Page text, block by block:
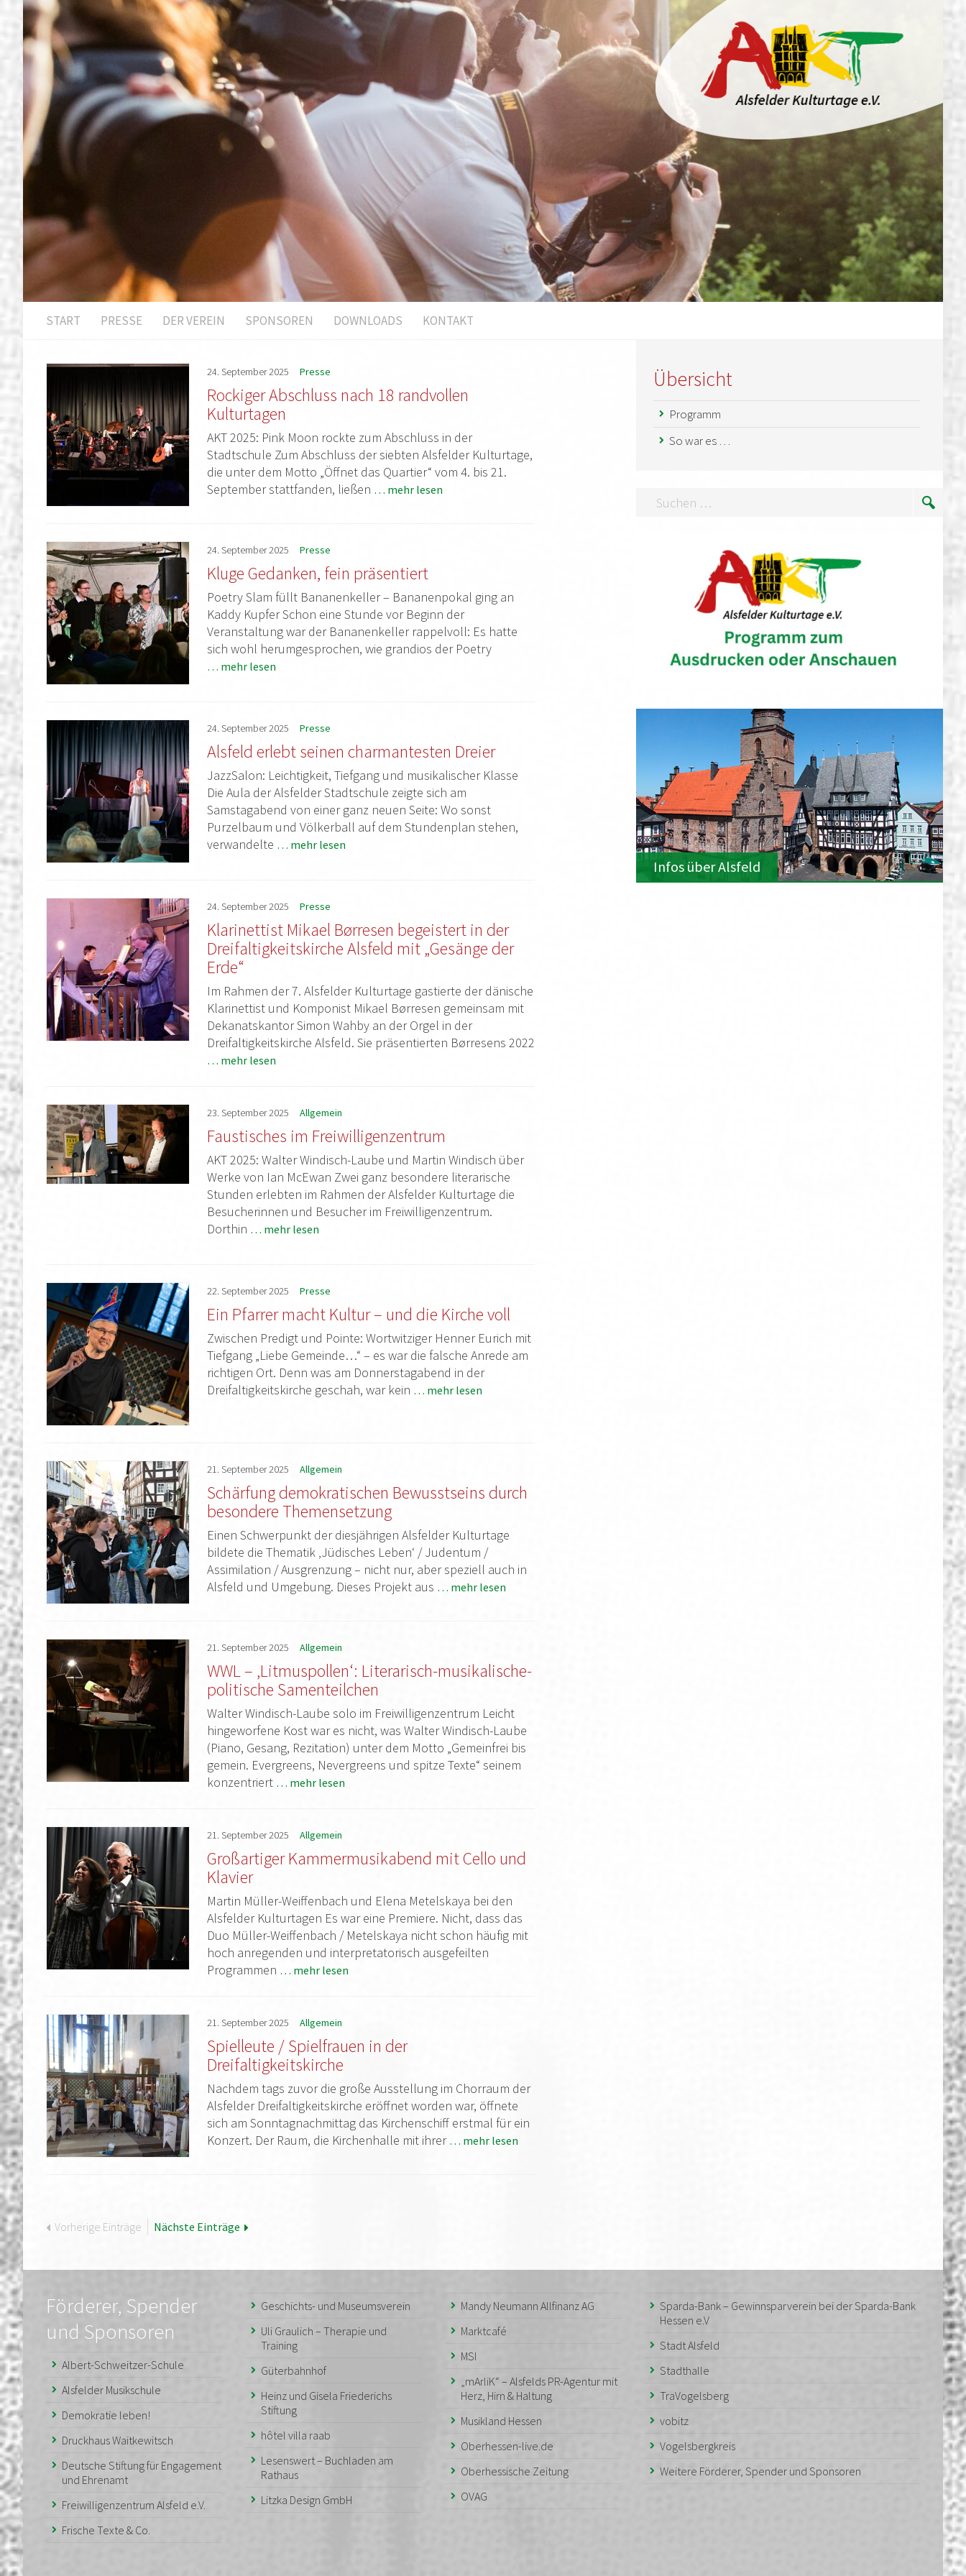
START PRESSE DER VEREIN SPONSOREN DOWNLOADS KONTAKT
24. September2025 Presse
Rockiger Abschluss nach 18 randvollen
Kulturtagen
AKT 2025: Pink Moon rockte zum Abschluss in der
Stadtschule Zum Abschluss der siebten Alsfelder Kulturtage,
die unter dem Motto „Öffnet das Quartier“ vom 4. bis 21.
September stattfanden, ließen … mehr lesen
24. September2025 Presse
Kluge Gedanken, fein präsentiert
Poetry Slam füllt Bananenkeller – Bananenpokal ging an
Kaddy Kupfer Schon eine Stunde vor Beginn der
Veranstaltung war der Bananenkeller rappelvoll: Es hatte
sich wohl herumgesprochen, wie grandios der Poetry
… mehr lesen
24. September2025 Presse
Alsfeld erlebt seinen charmantesten Dreier
JazzSalon: Leichtigkeit, Tiefgang und musikalischer Klasse
Die Aula der Alsfelder Stadtschule zeigte sich am
Samstagabend von einer ganz neuen Seite: Wo sonst
Purzelbaum und Völkerball auf dem Stundenplan stehen,
verwandelte … mehr lesen
24. September2025 Presse
Klarinettist Mikael Børresen begeistert in der
Dreifaltigkeitskirche Alsfeld mit „Gesänge der
Erde“
Im Rahmen der 7. Alsfelder Kulturtage gastierte der dänische
Klarinettist und Komponist Mikael Børresen gemeinsam mit
Dekanatskantor Simon Wahby an der Orgel in der
Dreifaltigkeitskirche Alsfeld. Sie präsentierten Børresens 2022
… mehr lesen
23. September2025 Allgemein
Faustisches im Freiwilligenzentrum
AKT 2025: Walter Windisch-Laube und Martin Windisch über
Werke von Ian McEwan Zwei ganz besondere literarische
Stunden erlebten im Rahmen der Alsfelder Kulturtage die
Besucherinnen und Besucher im Freiwilligenzentrum.
Dorthin … mehr lesen
22. September2025 Presse
Ein Pfarrer macht Kultur – und die Kirche voll
Zwischen Predigt und Pointe: Wortwitziger Henner Eurich mit
Tiefgang „Liebe Gemeinde…“ – es war die falsche Anrede am
richtigen Ort. Denn was am Donnerstagabend in der
Dreifaltigkeitskirche geschah, war kein … mehr lesen
21. September2025 Allgemein
Schärfung demokratischen Bewusstseins durch
besondere Themensetzung
Einen Schwerpunkt der diesjährigen Alsfelder Kulturtage
bildete die Thematik ‚Jüdisches Leben‘ / Judentum /
Assimilation / Ausgrenzung – nicht nur, aber speziell auch in
Alsfeld und Umgebung. Dieses Projekt aus … mehr lesen
21. September2025 Allgemein
WWL – ‚Litmuspollen‘: Literarisch-musikalische-
politische Samenteilchen
Walter Windisch-Laube solo im Freiwilligenzentrum Leicht
hingeworfene Kost war es nicht, was Walter Windisch-Laube
(Piano, Gesang, Rezitation) unter dem Motto „Gemeinfrei bis
gemein. Evergreens, Nevergreens und spitze Texte“ seinem
konzentriert … mehr lesen
21. September2025 Allgemein
Großartiger Kammermusikabend mit Cello und
Klavier
Martin Müller-Weiffenbach und Elena Metelskaya bei den
Alsfelder Kulturtagen Es war eine Premiere. Nicht, dass das
Duo Müller-Weiffenbach / Metelskaya nicht schon häufig mit
hoch anregenden und interpretatorisch ausgefeilten
Programmen … mehr lesen
21. September2025 Allgemein
Spielleute / Spielfrauen in der
Dreifaltigkeitskirche
Nachdem tags zuvor die große Ausstellung im Chorraum der
Alsfelder Dreifaltigkeitskirche eröffnet worden war, öffnete
sich am Sonntagnachmittag das Kirchenschiff erstmal für ein
Konzert. Der Raum, die Kirchenhalle mit ihrer … mehr lesen
Vorherige Einträge Nächste Einträge
Übersicht
Programm
So war es …
Suchen
Infos über Alsfeld
Förderer, Spender
und Sponsoren
Albert-Schweitzer-Schule
Alsfelder Musikschule
Demokratie leben!
Druckhaus Waitkewitsch
Deutsche Stiftung für Engagement
und Ehrenamt
Freiwilligenzentrum Alsfeld e.V.
Frische Texte & Co.
Geschichts- und Museumsverein
Uli Graulich – Therapie und
Training
Güterbahnhof
Heinz und Gisela Friederichs
Stiftung
hôtel villa raab
Lesenswert – Buchladen am
Rathaus
Litzka Design GmbH
Mandy Neumann Allfinanz AG
Marktcafé
MSI
„mArliK“ – Alsfelds PR-Agentur mit
Herz, Hirn & Haltung
Musikland Hessen
Oberhessen-live.de
Oberhessische Zeitung
OVAG
Sparda-Bank – Gewinnsparverein bei der Sparda-Bank
Hessen e.V
Stadt Alsfeld
Stadthalle
TraVogelsberg
vobitz
Vogelsbergkreis
Weitere Förderer, Spender und Sponsoren